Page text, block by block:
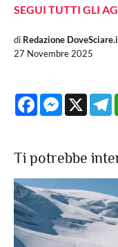
SEGUI TUTTI GLI
di Redazione
27 Novembre 2025
FacebookMessenger
X
Ti potrebbe